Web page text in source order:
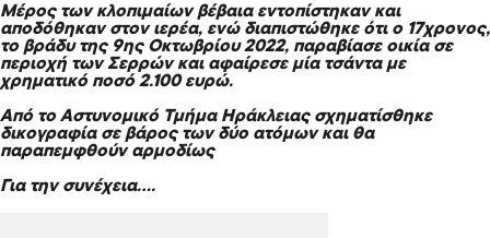
Μέρος των κλοπιμαίων βέβαια εντοπίστηκαν και
αποδόθηκαν στον ιερέα, ενώ διαπιστώθηκε ότι ο 17χρονος,
το βράδυ της 9ης Οκτωβρίου 2022, παραβίασε οικία σε
περιοχή των Σερρών και αφαίρεσε μία τσάντα με
χρηματικό ποσό2.100 ευρώ.
Από το Αστυνομικό Τμήμα Ηράκλειας σχηματίσθηκε
δικογραφία σε βάρος των δύο ατόμων και θα
παραπεμφθούν αρμοδίως
Για την συνέχεια….